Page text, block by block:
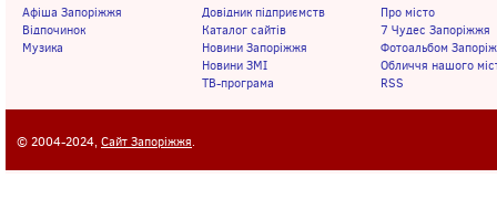
Афіша Запоріжжя
Відпочинок
Музика
Довідник підприємств
Каталог сайтів
Новини Запоріжжя
Новини ЗМІ
ТВ-програма
Про місто
7 Чудес Запоріжжя
Фотоальбом
Обличчя нашого
RSS
© 2004-2024, Сайт Запоріжжя.